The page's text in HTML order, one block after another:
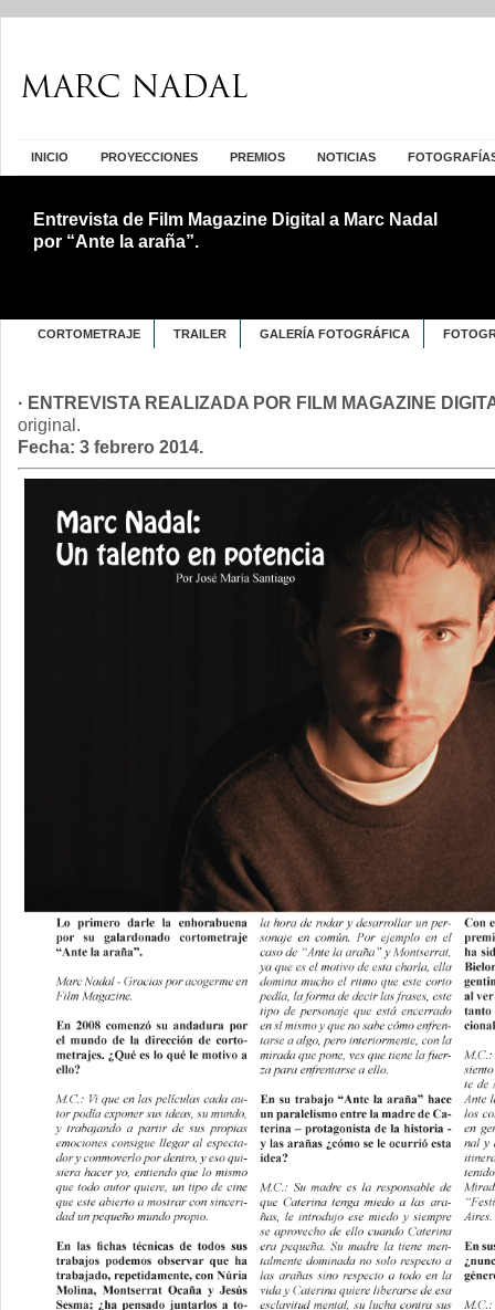
INICIO PROYECCIONES PREMIOS NOTICIAS
Entrevista de Film Magazine Digital a Marc Nadal
por “Ante la araña”.
CORTOMETRAJE TRAILER GALERÍA FOTOGRÁFICA
· ENTREVISTA REALIZADA POR FILM MAGAZINE
original .
Fecha: 3 febrero 2014.